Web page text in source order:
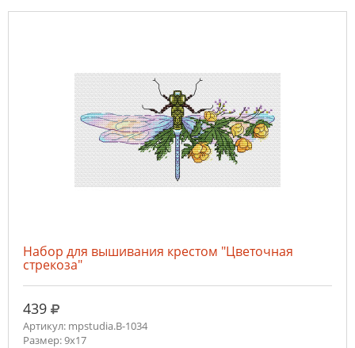
Набор для вышивания крестом "Цветочная
стрекоза"
439 руб.
Артикул: mpstudia.В-1034
Размер: 9х17